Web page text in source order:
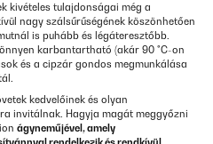
kivételes tulajdonságai még a
nagy szálsűrűségének köszönhetően
is puhább és légáteresztőbb.
karbantartható (akár 90 °C-on
és a cipzár gondos megmunkálása
kedvelőinek és olyan
invitálnak. Hagyja magát meggyőzni
ágyneműjével, amely